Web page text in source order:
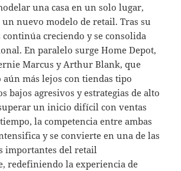
una casa en un solo lugar,
nuevo modelo de retail. Tras su
continúa creciendo y se consolida
En paralelo surge Home Depot,
Marcus y Arthur Blank, que
más lejos con tiendas tipo
bajos agresivos y estrategias de alto
un inicio difícil con ventas
la competencia entre ambas
y se convierte en una de las
importantes del retail
redefiniendo la experiencia de